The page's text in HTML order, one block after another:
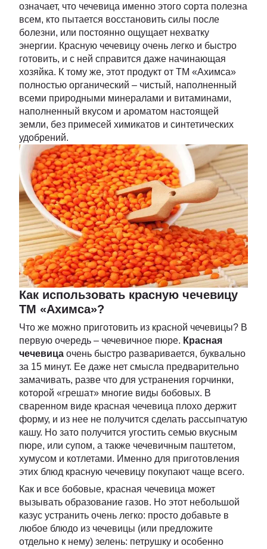
означает, что чечевица именно этого сорта полезна
всем, кто пытается восстановить силы после
болезни, или постоянно ощущает нехватку
энергии. Красную чечевицу очень легко и быстро
готовить, и с ней справится даже начинающая
хозяйка. К тому же, этот продукт от ТМ «Ахимса»
полностью органический – чистый, наполненный
всеми природными минералами и витаминами,
наполненный вкусом и ароматом настоящей
земли, без примесей химикатов и синтетических
удобрений.
Как использовать красную чечевицу
ТМ «Ахимса»?
Что же можно приготовить из красной чечевицы? В
первую очередь – чечевичное пюре. Красная
чечевица очень быстро разваривается, буквально
за 15 минут. Ее даже нет смысла предварительно
замачивать, разве что для устранения горчинки,
которой «грешат» многие виды бобовых. В
сваренном виде красная чечевица плохо держит
форму, и из нее не получится сделать рассыпчатую
кашу. Но зато получится угостить семью вкусным
пюре, или супом, а также чечевичным паштетом,
хумусом и котлетами. Именно для приготовления
этих блюд красную чечевицу покупают чаще всего.
Как и все бобовые, красная чечевица может
вызывать образование газов. Но этот небольшой
казус устранить очень легко: просто добавьте в
любое блюдо из чечевицы (или предложите
отдельно к нему) зелень: петрушку и особенно